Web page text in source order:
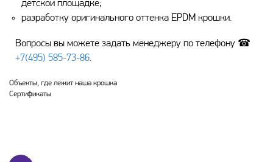
детской площадке;
разработку оригинального оттенка EPDM крошки.
Вопросы вы можете задать менеджеру по телефону ☎
+7(495) 585-73-86.
Объекты, где лежит наша крошка
Сертификаты